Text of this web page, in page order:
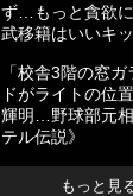
ず…もっと貪欲
武移籍はいいキッ
「校舎3階の窓
ドがライトの位
輝明…野球部元
テル伝説》
もっと見